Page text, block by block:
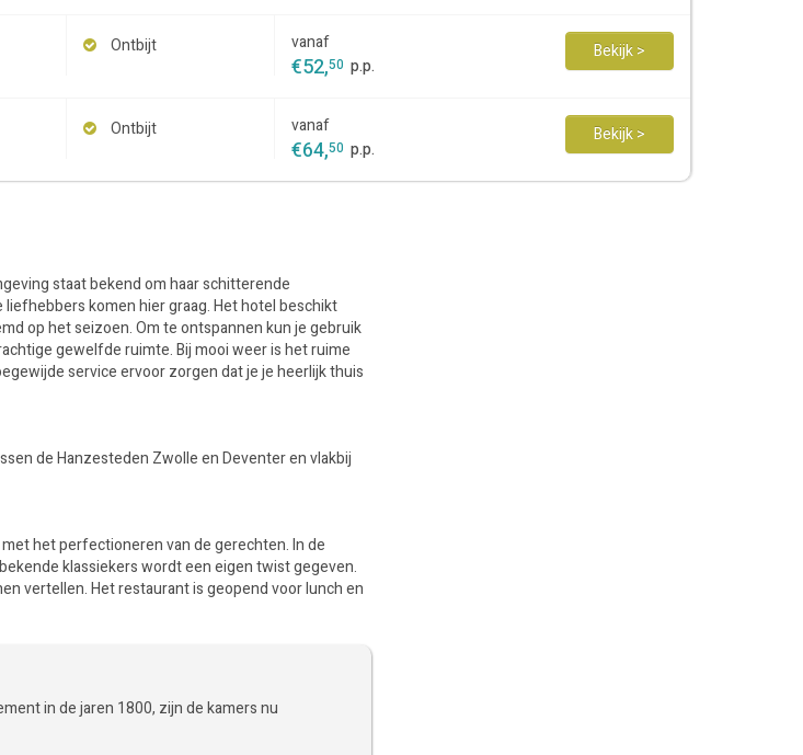
Ontbijt vanaf
€52,50 p.p.
Bekijk >
Ontbijt vanaf
€64,50 p.p.
Bekijk >
staat bekend om haar schitterende
komen hier graag. Het hotel beschikt
op het seizoen. Om te ontspannen kun je gebruik
gewelfde ruimte. Bij mooi weer is het ruime
service ervoor zorgen dat je je heerlijk thuis
de Hanzesteden Zwolle en Deventer en vlakbij
het perfectioneren van de gerechten. In de
klassiekers wordt een eigen twist gegeven.
vertellen. Het restaurant is geopend voor lunch en
in de jaren 1800, zijn de kamers nu